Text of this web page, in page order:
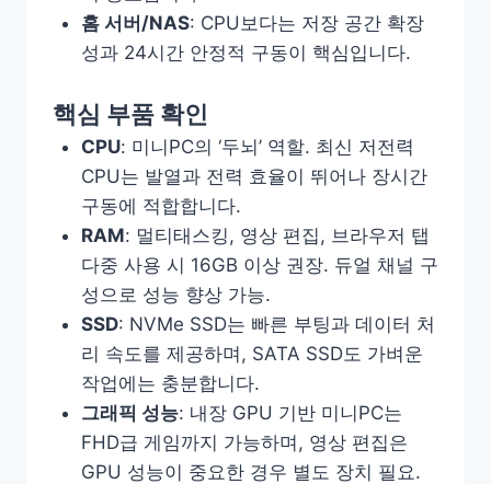
홈 서버/NAS: CPU보다는 저장 공간 확장
성과 24시간 안정적 구동이 핵심입니다.
핵심 부품 확인
CPU: 미니PC의 ‘두뇌’ 역할. 최신 저전력
CPU는 발열과 전력 효율이 뛰어나 장시간
구동에 적합합니다.
RAM: 멀티태스킹, 영상 편집, 브라우저 탭
다중 사용 시 16GB 이상 권장. 듀얼 채널 구
성으로 성능 향상 가능.
SSD: NVMe SSD는 빠른 부팅과 데이터 처
리 속도를 제공하며, SATA SSD도 가벼운
작업에는 충분합니다.
그래픽 성능: 내장 GPU 기반 미니PC는
FHD급 게임까지 가능하며, 영상 편집은
GPU 성능이 중요한 경우 별도 장치 필요.